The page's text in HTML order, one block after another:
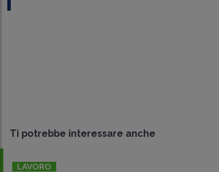
Ti potrebbe interessare anche
LAVORO